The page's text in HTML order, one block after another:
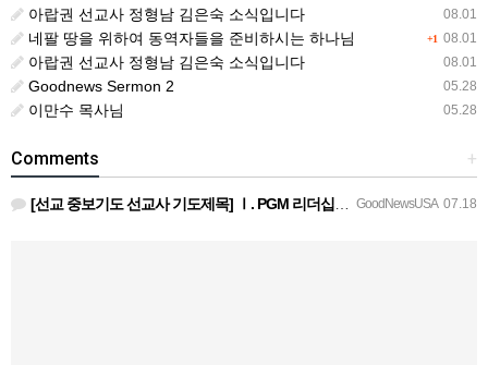
08.01
아랍권 선교사 정형남 김은숙 소식입니다
+1 08.01
네팔 땅을 위하여 동역자들을 준비하시는 하나님
08.01
아랍권 선교사 정형남 김은숙 소식입니다
05.28
Goodnews Sermon 2
05.28
이만수 목사님
+
Comments
GoodNewsUSA 07.18
[선교 중보기도 선교사 기도제목] Ⅰ. PGM 리더십을 위한 중보기도 호성기 국제대표님과 정책이사진, 본부장…